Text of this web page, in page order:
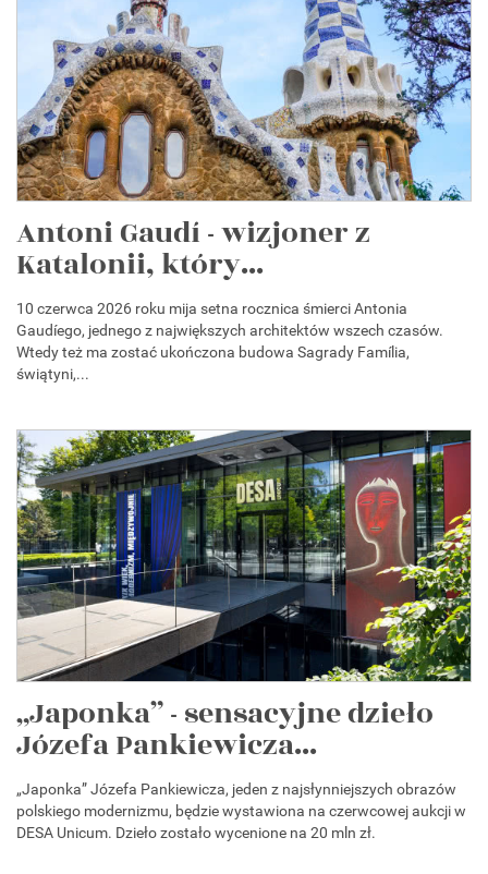
Antoni Gaudí - wizjoner z
Katalonii, który...
10 czerwca 2026 roku mija setna rocznica śmierci Antonia
Gaudíego, jednego z największych architektów wszech czasów.
Wtedy też ma zostać ukończona budowa Sagrady Família,
świątyni,...
„Japonka” - sensacyjne dzieło
Józefa Pankiewicza...
„Japonka” Józefa Pankiewicza, jeden z najsłynniejszych obrazów
polskiego modernizmu, będzie wystawiona na czerwcowej aukcji w
DESA Unicum. Dzieło zostało wycenione na 20 mln zł.